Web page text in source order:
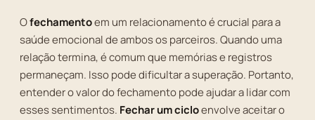
Ofechamentoem um relacionamento é crucial para a
saúde emocional de ambos os parceiros. Quando uma
relação termina, é comum que memórias e registros
permaneçam. Isso pode dificultar a superação. Portanto,
entender o valor do fechamento pode ajudar a lidar com
esses sentimentos. Fechar um cicloenvolve aceitar o